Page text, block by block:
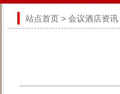
站点首页 > 会议酒店资讯